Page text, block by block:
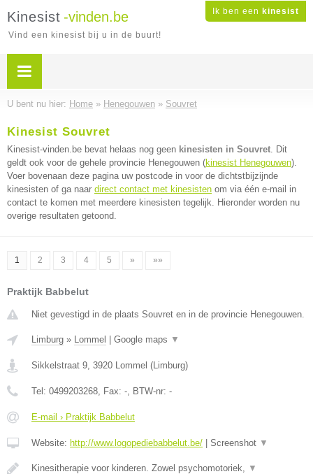
Ik ben een kinesist
Kinesist -vinden.be
Vind een kinesist bij u in de buurt!
U bent nu hier: Home » Henegouwen » Souvret
Kinesist Souvret
Kinesist-vinden.be bevat helaas nog geen kinesisten in Souvret. Dit
geldt ook voor de gehele provincie Henegouwen (kinesist Henegouwen).
Voer bovenaan deze pagina uw postcode in voor de dichtstbijzijnde
kinesisten of ga naar direct contact met kinesisten om via één e-mail in
contact te komen met meerdere kinesisten tegelijk. Hieronder worden nu
overige resultaten getoond.
1 2 3 4 5 » »»
Praktijk Babbelut
Niet gevestigd in de plaats Souvret en in de provincie Henegouwen.
Limburg » Lommel Google maps ▼
Sikkelstraat 9, 3920 Lommel (Limburg)
Tel: 0499203268, Fax: -, BTW-nr: -
E-mail › Praktijk Babbelut
Website: http://www.logopediebabbelut.be/ Screenshot ▼
Kinesitherapie voor kinderen. Zowel psychomotoriek, ▼